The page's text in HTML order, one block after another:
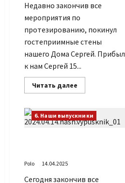
Недавно закончив все
мероприятия по
протезированию, покинул
гостеприимные стены
нашего Дома Сергей. Прибыл
к нам Сергей 15...
Читать далее
больше
выпускник
Сергей
6. Наши выпускники
Polo 14.04.2025
Сегодня закончив все